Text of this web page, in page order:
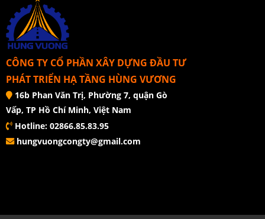
CÔNG TY CỔ PHẦN XÂY DỰNG ĐẦU TƯ
PHÁT TRIỂN HẠ TẦNG HÙNG VƯƠNG
16b Phan Văn Trị, Phường 7, quận Gò
Vấp, TP Hồ Chí Minh, Việt Nam
Hotline: 02866.85.83.95
hungvuongcongty@gmail.com